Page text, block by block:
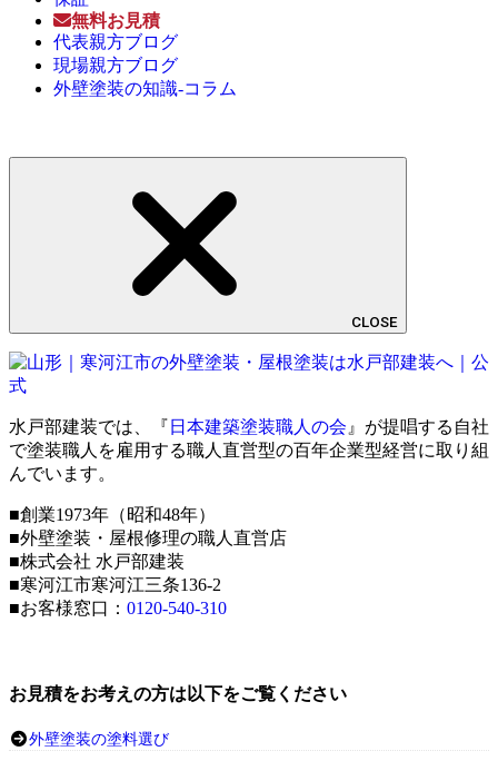
無料お見積
代表親方ブログ
現場親方ブログ
外壁塗装の知識-コラム
CLOSE
水戸部建装では、『 日本建築塗装職人の会 』が提唱する自社
で塗装職人を雇用する職人直営型の百年企業型経営に取り組
んでいます。
■創業1973年（昭和48年）
■外壁塗装・屋根修理の職人直営店
■株式会社 水戸部建装
■寒河江市寒河江三条136-2
■お客様窓口： 0120-540-310
お見積をお考えの方は以下をご覧ください
外壁塗装の塗料選び